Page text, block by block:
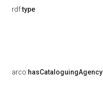
rdf:type
arco:hasCataloguingAgency